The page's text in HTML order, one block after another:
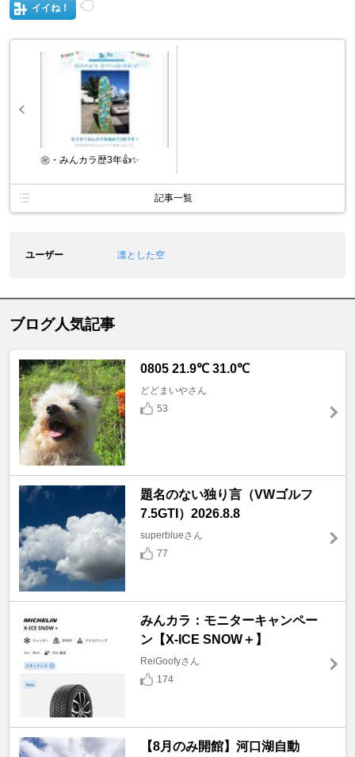
イイね！
㊗️・みんカラ歴3年👍✨
記事一覧
ユーザー 凛とした空
ブログ人気記事
0805 21.9℃ 31.0℃
どどまいやさん
53
題名のない独り言（VWゴルフ
7.5GTI）2026.8.8
superblueさん
77
みんカラ：モニターキャンペー
ン【X-ICE SNOW＋】
ReiGoofyさん
174
【8月のみ開館】河口湖自動